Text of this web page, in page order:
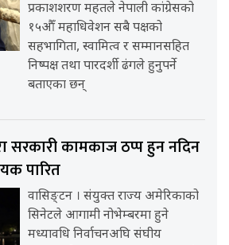
प्रकाशशरण महतले नेपाली कांग्रेसको
१५औँ महाधिवेशन सबै पक्षको
सहभागिता, स्वामित्व र सम्मानसहित
निष्पक्ष तथा पारदर्शी ढंगले हुनुपर्ने
बताएका छन्
सरकारी कामकाज ठप्प हुन नदिन
पारित
वासिङ्टन । संयुक्त राज्य अमेरिकाको
सिनेटले आगामी नोभेम्बरमा हुने
मध्यावधि निर्वाचनअघि संघीय